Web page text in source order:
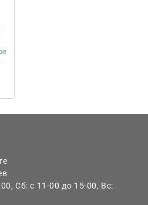
Сб: с 11-00 до 15-00, Вс: